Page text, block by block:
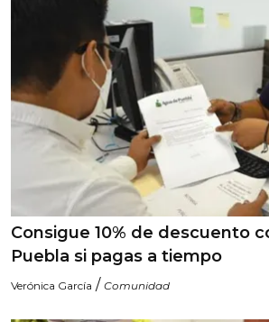
Consigue 10% de descuento
Puebla si pagas a tiempo
Verónica García / Comunidad